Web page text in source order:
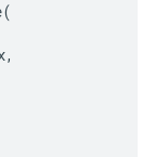
(
,